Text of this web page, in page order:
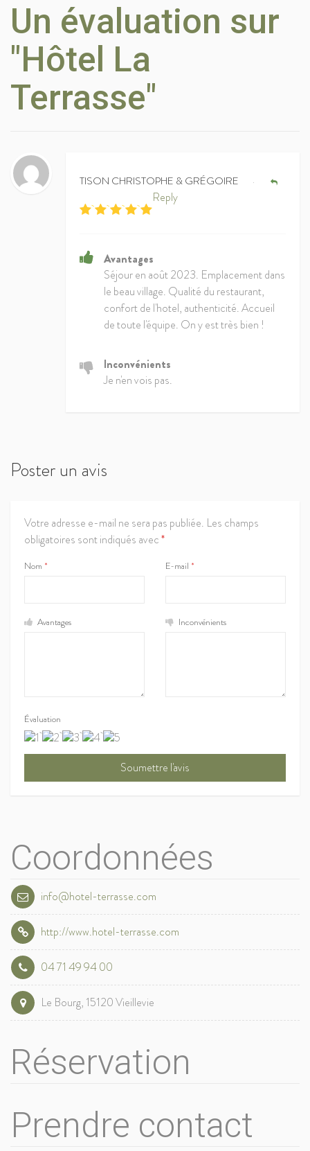
Un évaluation sur
"Hôtel La
Terrasse"
TISON CHRISTOPHE & GRÉGOIRE •
Reply
Avantages
Séjour en août 2023. Emplacement dans
le beau village. Qualité du restaurant,
confort de l'hotel, authenticité. Accueil
de toute l'équipe. On y est très bien !
Inconvénients
Je n'en vois pas.
Poster un avis
Votre adresse e-mail ne sera pas publiée. Les champs
obligatoires sont indiqués avec*
Nom * E-mail *
Avantages Inconvénients
Évaluation
Coordonnées
info@hotel-terrasse.com
http://www.hotel-terrasse.com
04 71 49 94 00
Le Bourg, 15120 Vieillevie
Réservation
Prendre contact